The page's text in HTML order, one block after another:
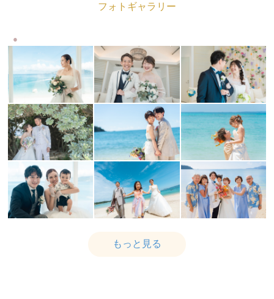
フォトギャラリー
もっと見る